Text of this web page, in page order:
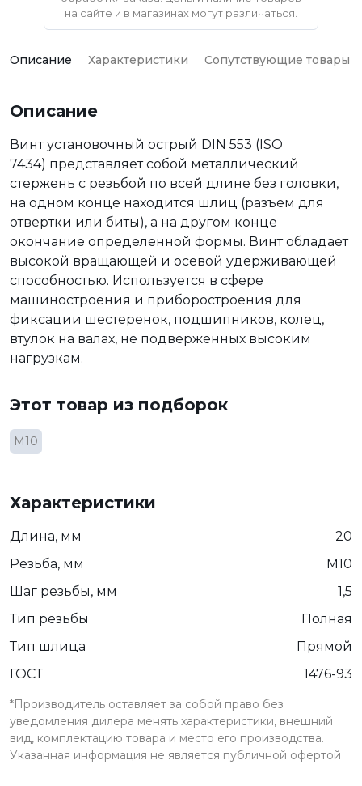
на сайте и в магазинах могут различаться.
Описание Характеристики Сопутствующие товары
Описание
Винт установочный острый DIN 553 (ISO
7434) представляет собой металлический
стержень с резьбой по всей длине без головки,
на одном конце находится шлиц (разъем для
отвертки или биты), а на другом конце
окончание определенной формы. Винт обладает
высокой вращающей и осевой удерживающей
способностью. Используется в сфере
машиностроения и приборостроения для
фиксации шестеренок, подшипников, колец,
втулок на валах, не подверженных высоким
нагрузкам.
Этот товар из подборок
М10
Характеристики
Длина, мм
20
Резьба, мм
М10
Шаг резьбы, мм
1,5
Тип резьбы
Полная
Тип шлица
Прямой
ГОСТ
1476-93
*Производитель оставляет за собой право без
уведомления дилера менять характеристики, внешний
вид, комплектацию товара и место его производства.
Указанная информация не является публичной офертой